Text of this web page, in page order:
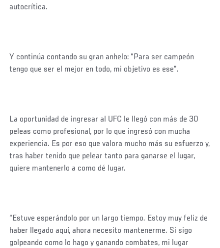
autocrítica.
Y continúa contando su gran anhelo: “Para ser campeón
tengo que ser el mejor en todo, mi objetivo es ese”.
La oportunidad de ingresar al UFC le llegó con más de 30
peleas como profesional, por lo que ingresó con mucha
experiencia. Es por eso que valora mucho más su esfuerzo y,
tras haber tenido que pelear tanto para ganarse el lugar,
quiere mantenerlo a como dé lugar.
“Estuve esperándolo por un largo tiempo. Estoy muy feliz de
haber llegado aquí, ahora necesito mantenerme. Si sigo
golpeando como lo hago y ganando combates, mi lugar